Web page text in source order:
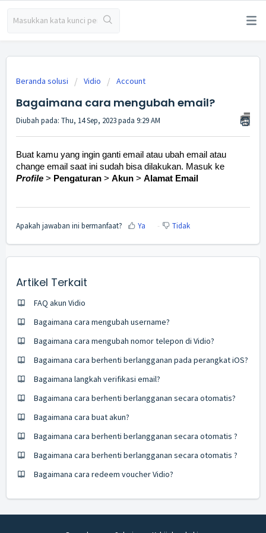
Beranda solusi Vidio Account
Bagaimana cara mengubah email?
Diubah pada: Thu, 14 Sep, 2023 pada 9:29 AM
Buat kamu yang ingin ganti email atau ubah email atau
change email saat ini sudah bisa dilakukan. Masuk ke
Profile > Pengaturan > Akun > Alamat Email
Apakah jawaban ini bermanfaat? Ya Tidak
Artikel Terkait
FAQ akun Vidio
Bagaimana cara mengubah username?
Bagaimana cara mengubah nomor telepon di Vidio?
Bagaimana cara berhenti berlangganan pada perangkat iOS?
Bagaimana langkah verifikasi email?
Bagaimana cara berhenti berlangganan secara otomatis?
Bagaimana cara buat akun?
Bagaimana cara berhenti berlangganan secara otomatis ?
Bagaimana cara berhenti berlangganan secara otomatis ?
Bagaimana cara redeem voucher Vidio?